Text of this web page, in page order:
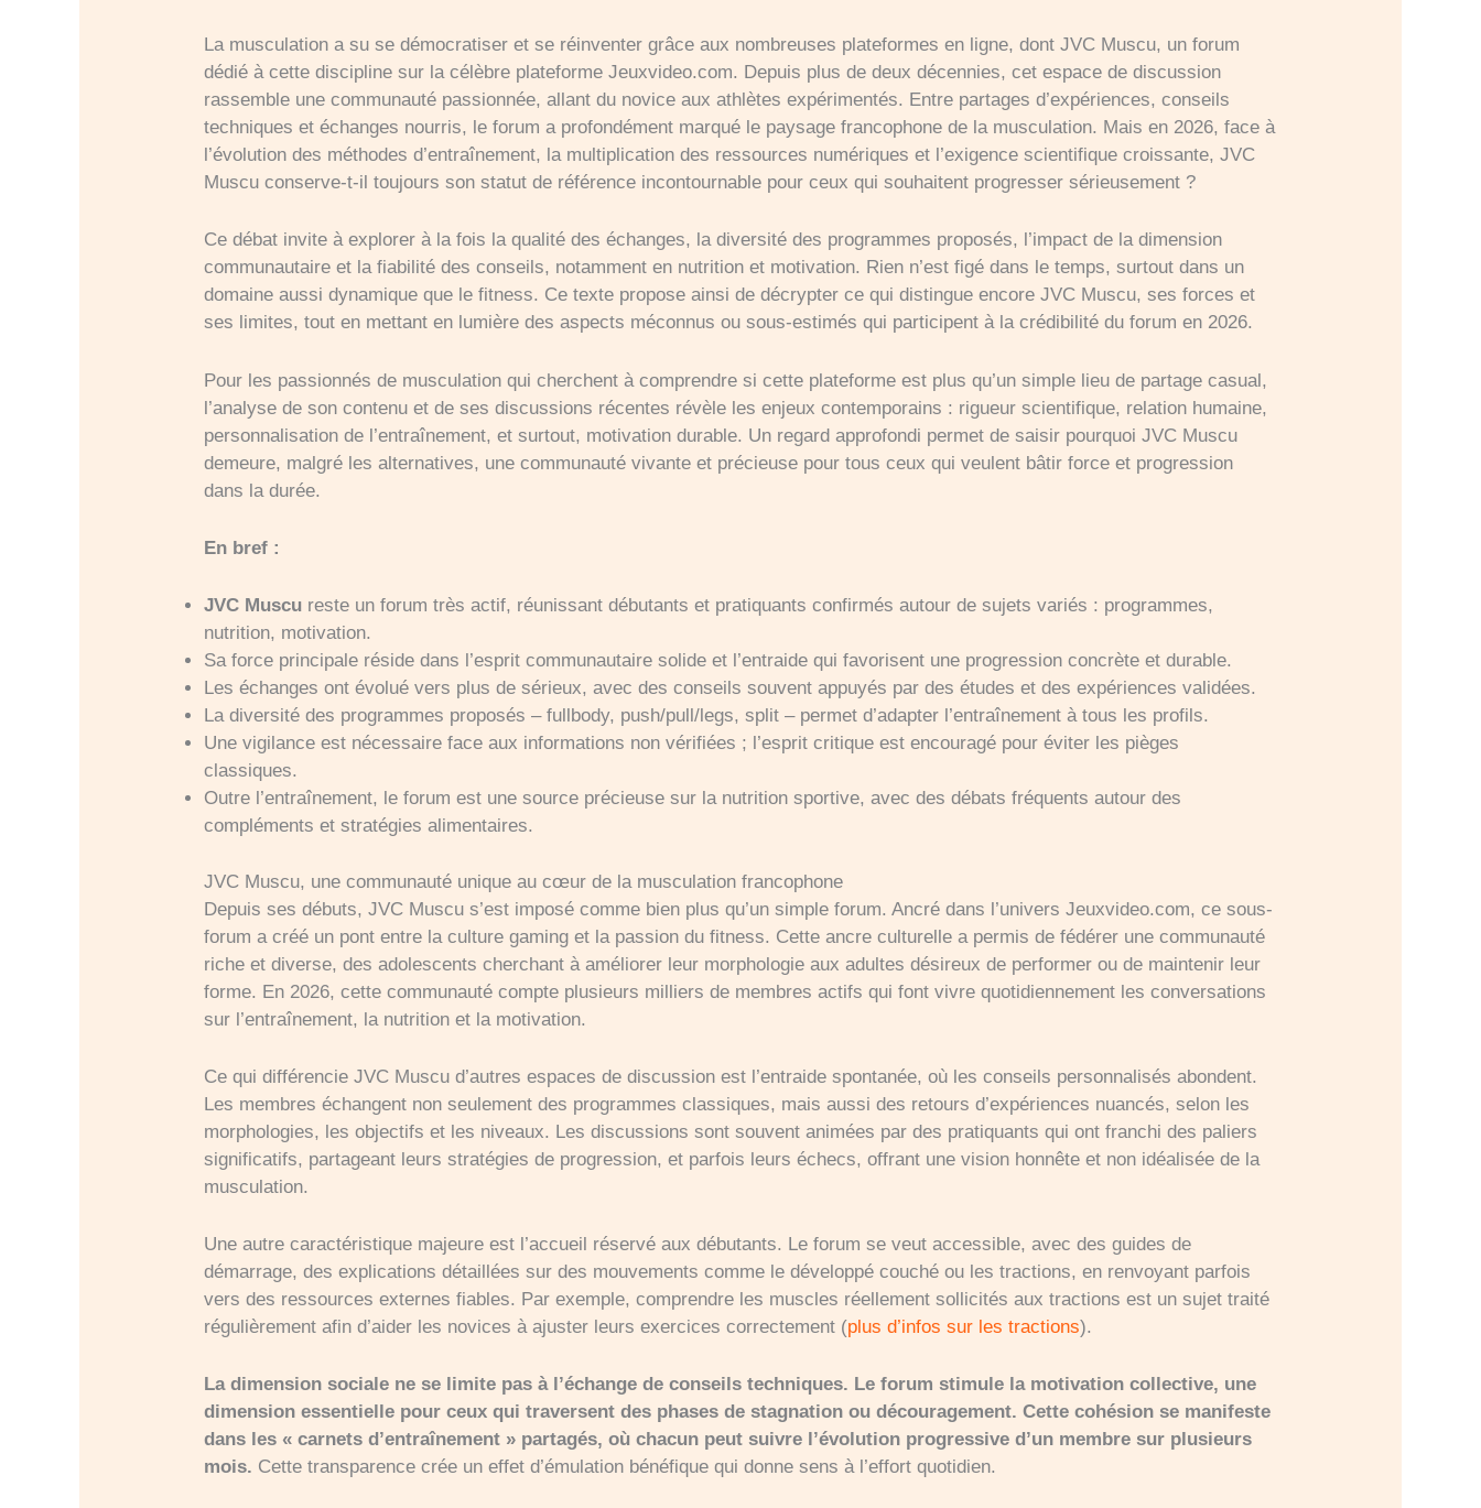
La musculation a su se démocratiser et se réinventer grâce aux nombreuses plateformes en ligne, dont JVC Muscu, un forum
dédié à cette discipline sur la célèbre plateforme Jeuxvideo.com. Depuis plus de deux décennies, cet espace de discussion
rassemble une communauté passionnée, allant du novice aux athlètes expérimentés. Entre partages d’expériences, conseils
techniques et échanges nourris, le forum a profondément marqué le paysage francophone de la musculation. Mais en 2026, face à
l’évolution des méthodes d’entraînement, la multiplication des ressources numériques et l’exigence scientifique croissante, JVC
Muscu conserve-t-il toujours son statut de référence incontournable pour ceux qui souhaitent progresser sérieusement ?
Ce débat invite à explorer à la fois la qualité des échanges, la diversité des programmes proposés, l’impact de la dimension
communautaire et la fiabilité des conseils, notamment en nutrition et motivation. Rien n’est figé dans le temps, surtout dans un
domaine aussi dynamique que le fitness. Ce texte propose ainsi de décrypter ce qui distingue encore JVC Muscu, ses forces et
ses limites, tout en mettant en lumière des aspects méconnus ou sous-estimés qui participent à la crédibilité du forum en 2026.
Pour les passionnés de musculation qui cherchent à comprendre si cette plateforme est plus qu’un simple lieu de partage casual,
l’analyse de son contenu et de ses discussions récentes révèle les enjeux contemporains : rigueur scientifique, relation humaine,
personnalisation de l’entraînement, et surtout, motivation durable. Un regard approfondi permet de saisir pourquoi JVC Muscu
demeure, malgré les alternatives, une communauté vivante et précieuse pour tous ceux qui veulent bâtir force et progression
dans la durée.
En bref :
JVC Muscu reste un forum très actif, réunissant débutants et pratiquants confirmés autour de sujets variés : programmes,
nutrition, motivation.
Sa force principale réside dans l’esprit communautaire solide et l’entraide qui favorisent une progression concrète et durable.
Les échanges ont évolué vers plus de sérieux, avec des conseils souvent appuyés par des études et des expériences validées.
La diversité des programmes proposés – fullbody, push/pull/legs, split – permet d’adapter l’entraînement à tous les profils.
Une vigilance est nécessaire face aux informations non vérifiées ; l’esprit critique est encouragé pour éviter les pièges
classiques.
Outre l’entraînement, le forum est une source précieuse sur la nutrition sportive, avec des débats fréquents autour des
compléments et stratégies alimentaires.
JVC Muscu, une communauté unique au cœur de la musculation francophone
Depuis ses débuts, JVC Muscu s’est imposé comme bien plus qu’un simple forum. Ancré dans l’univers Jeuxvideo.com, ce sous-
forum a créé un pont entre la culture gaming et la passion du fitness. Cette ancre culturelle a permis de fédérer une communauté
riche et diverse, des adolescents cherchant à améliorer leur morphologie aux adultes désireux de performer ou de maintenir leur
forme. En 2026, cette communauté compte plusieurs milliers de membres actifs qui font vivre quotidiennement les conversations
sur l’entraînement, la nutrition et la motivation.
Ce qui différencie JVC Muscu d’autres espaces de discussion est l’entraide spontanée, où les conseils personnalisés abondent.
Les membres échangent non seulement des programmes classiques, mais aussi des retours d’expériences nuancés, selon les
morphologies, les objectifs et les niveaux. Les discussions sont souvent animées par des pratiquants qui ont franchi des paliers
significatifs, partageant leurs stratégies de progression, et parfois leurs échecs, offrant une vision honnête et non idéalisée de la
musculation.
Une autre caractéristique majeure est l’accueil réservé aux débutants. Le forum se veut accessible, avec des guides de
démarrage, des explications détaillées sur des mouvements comme le développé couché ou les tractions, en renvoyant parfois
vers des ressources externes fiables. Par exemple, comprendre les muscles réellement sollicités aux tractions est un sujet traité
régulièrement afin d’aider les novices à ajuster leurs exercices correctement (plus d’infos sur les tractions).
La dimension sociale ne se limite pas à l’échange de conseils techniques. Le forum stimule la motivation collective, une
dimension essentielle pour ceux qui traversent des phases de stagnation ou découragement. Cette cohésion se manifeste
dans les « carnets d’entraînement » partagés, où chacun peut suivre l’évolution progressive d’un membre sur plusieurs
mois. Cette transparence crée un effet d’émulation bénéfique qui donne sens à l’effort quotidien.